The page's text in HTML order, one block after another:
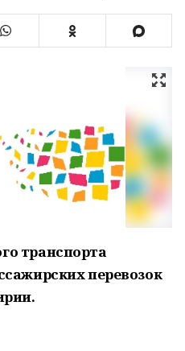
транспорта
перевозок